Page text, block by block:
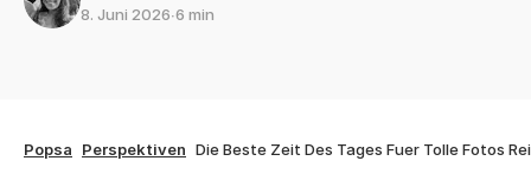
8. Juni 2026∙6 min
Popsa Perspektiven Die Beste Zeit Des Tages Fuer Tolle Fotos